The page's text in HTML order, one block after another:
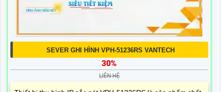
SEVER GHI HÌNH VPH-51236RS VANTECH
30%
LIÊN HỆ